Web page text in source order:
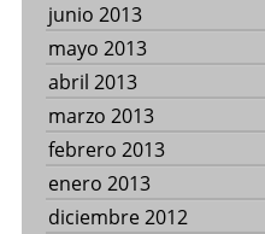
junio 2013
mayo 2013
abril 2013
marzo 2013
febrero 2013
enero 2013
diciembre 2012